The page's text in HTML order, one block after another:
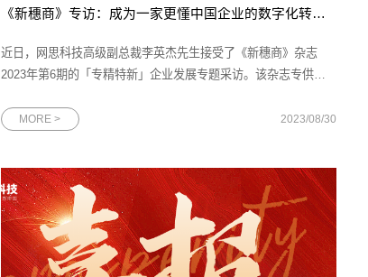
《新穗商》专访：成为一家更懂中国企业的数字化转型服务商
近日，网思科技高级副总裁李英杰先生接受了《新穗商》杂志
2023年第6期的「专精特新」企业发展专题采访。该杂志专供广
业阅示，致力于为政府提供决策参考。通过该杂志的报道，有效
MORE > 2023/08/30